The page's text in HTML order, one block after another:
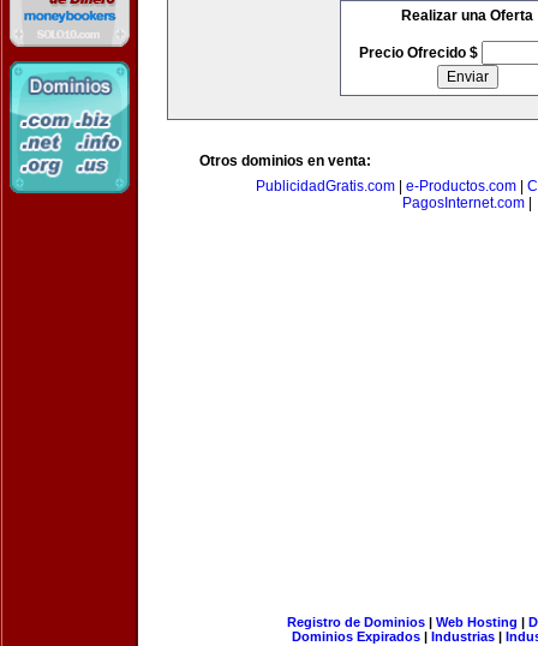
Realizar una Oferta
Precio Ofrecido $
Otros dominios en venta:
PublicidadGratis.com
e-Productos.com
PagosInternet.com
Registro de Dominios| Web Hosting |
Dominios Expirados | Industrias |